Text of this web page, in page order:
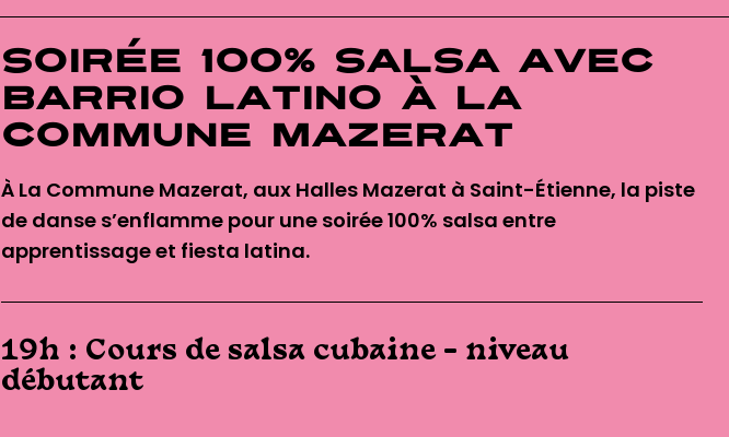
Soirée 100% Salsa avec
Barrio Latino à La
Commune Mazerat
À La Commune Mazerat, aux Halles Mazerat à Saint-Étienne, la piste
de danse s’enflamme pour une soirée 100% salsa entre
apprentissage et fiesta latina.
19h : Cours de salsa cubaine – niveau
débutant